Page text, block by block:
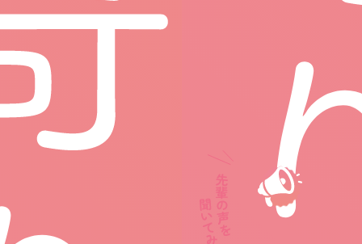
「誰一人取り残さない」看護を目指して、なでし
こナースは日々、奮闘しています。
そんな「なでしこナース」にあなたもなりません